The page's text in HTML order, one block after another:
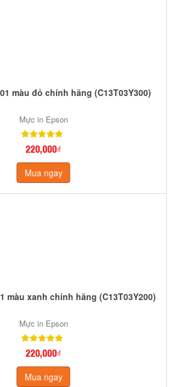
màu đỏ chính hãng (C13T03Y300)
Mực in Epson
220,000₫
Mua ngay
màu xanh chính hãng (C13T03Y200)
Mực in Epson
220,000₫
Mua ngay